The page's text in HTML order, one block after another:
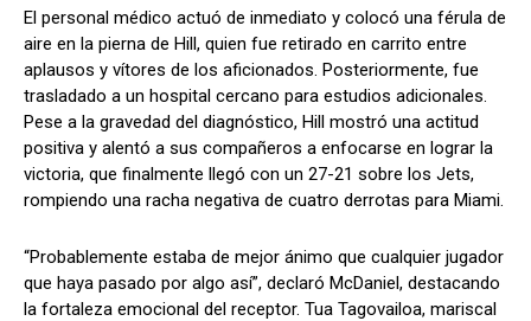
El personal médico actuó de inmediato y colocó una férula de
aire en la pierna de Hill, quien fue retirado en carrito entre
aplausos y vítores de los aficionados. Posteriormente, fue
trasladado a un hospital cercano para estudios adicionales.
Pese a la gravedad del diagnóstico, Hill mostró una actitud
positiva y alentó a sus compañeros a enfocarse en lograr la
victoria, que finalmente llegó con un 27-21 sobre los Jets,
rompiendo una racha negativa de cuatro derrotas para Miami.
“Probablemente estaba de mejor ánimo que cualquier jugador
que haya pasado por algo así”, declaró McDaniel, destacando
la fortaleza emocional del receptor. Tua Tagovailoa, mariscal